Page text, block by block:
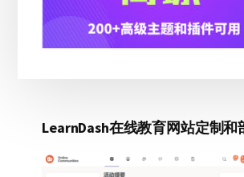
LearnDash在线教育网站定制和